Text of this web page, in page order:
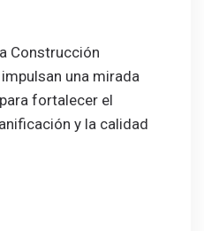
Construcción
una mirada
fortalecer el
y la calidad